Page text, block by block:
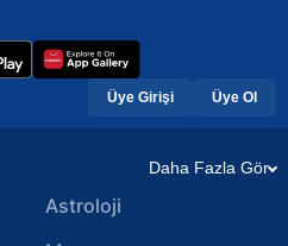
Üye Girişi Üye Ol
Daha Fazla Gör
Astroloji